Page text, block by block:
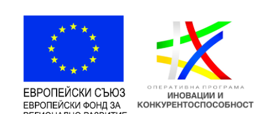
Бръснене и тяло
Брандове
Профил